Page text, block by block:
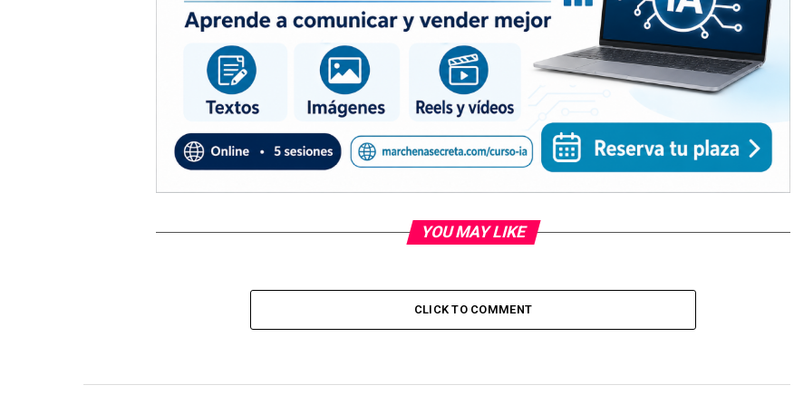
YOU MAY LIKE
CLICK TO COMMENT